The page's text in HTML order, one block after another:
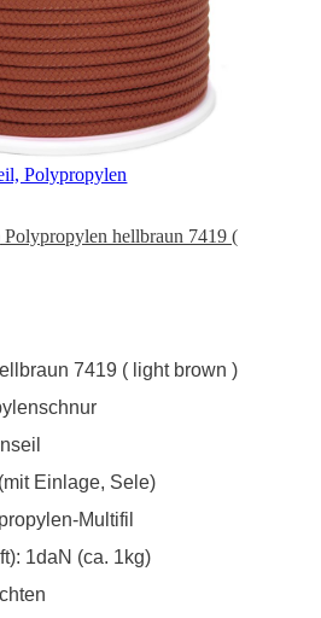
Polypropylen
hellbraun 7419 (
7419 ( light brown )
Einlage, Sele)
Multifil
1daN (ca. 1kg)